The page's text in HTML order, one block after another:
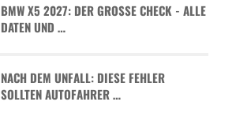
BMW X5 2027: DER GROSSE CHECK - ALLE D
ATEN UND …
NACH DEM UNFALL: DIESE FEHLER
SOLLTEN AUTOFAHRER …